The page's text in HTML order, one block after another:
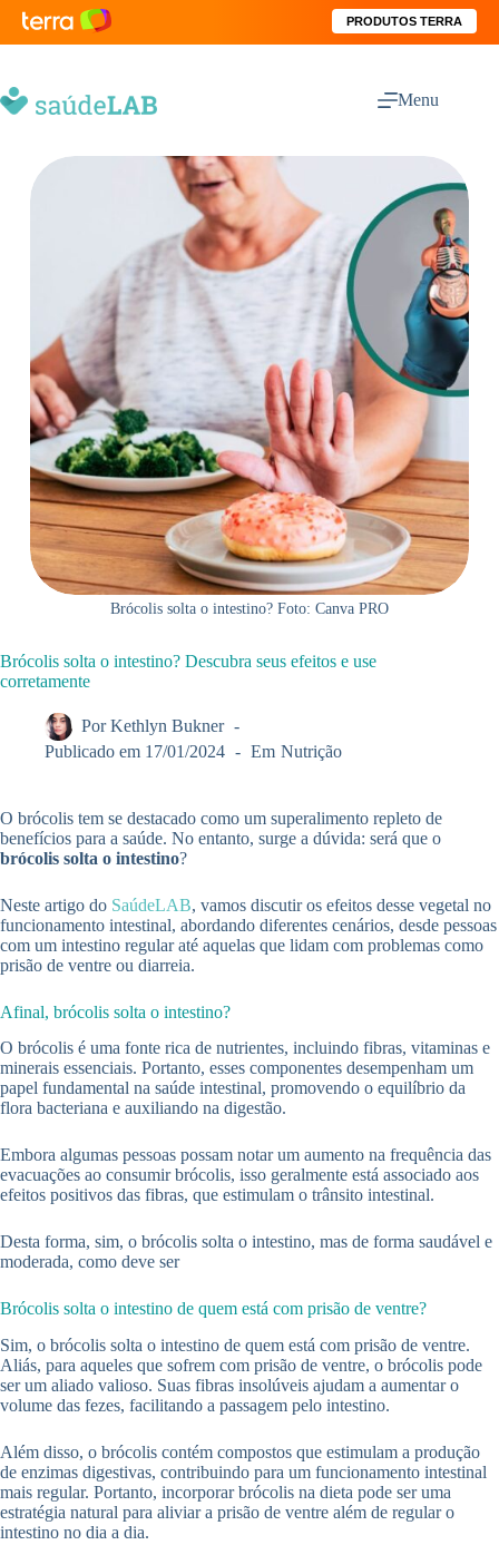
PRODUTOS TERRA
Menu
Brócolis solta o intestino? Foto: Canva PRO
Brócolis solta o intestino? Descubra seus efeitos e use
corretamente
Por Kethlyn Bukner
Publicado em 17/01/2024 Em Nutrição
O brócolis tem se destacado como um superalimento repleto de
benefícios para a saúde. No entanto, surge a dúvida: será que o
brócolis solta o intestino?
Neste artigo do SaúdeLAB, vamos discutir os efeitos desse vegetal no
funcionamento intestinal, abordando diferentes cenários, desde pessoas
com um intestino regular até aquelas que lidam com problemas como
prisão de ventre ou diarreia.
Afinal, brócolis solta o intestino?
O brócolis é uma fonte rica de nutrientes, incluindo fibras, vitaminas e
minerais essenciais. Portanto, esses componentes desempenham um
papel fundamental na saúde intestinal, promovendo o equilíbrio da
flora bacteriana e auxiliando na digestão.
Embora algumas pessoas possam notar um aumento na frequência das
evacuações ao consumir brócolis, isso geralmente está associado aos
efeitos positivos das fibras, que estimulam o trânsito intestinal.
Desta forma, sim, o brócolis solta o intestino, mas de forma saudável e
moderada, como deve ser
Brócolis solta o intestino de quem está com prisão de ventre?
Sim, o brócolis solta o intestino de quem está com prisão de ventre.
Aliás, para aqueles que sofrem com prisão de ventre, o brócolis pode
ser um aliado valioso. Suas fibras insolúveis ajudam a aumentar o
volume das fezes, facilitando a passagem pelo intestino.
Além disso, o brócolis contém compostos que estimulam a produção
de enzimas digestivas, contribuindo para um funcionamento intestinal
mais regular. Portanto, incorporar brócolis na dieta pode ser uma
estratégia natural para aliviar a prisão de ventre além de regular o
intestino no dia a dia.